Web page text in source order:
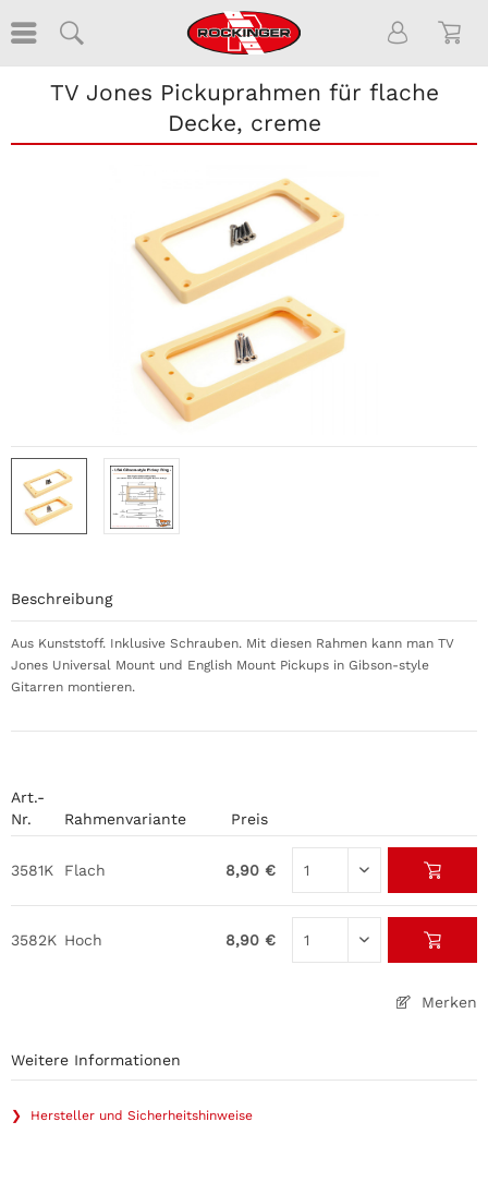
TV Jones Pickuprahmen für flache
Decke, creme
Merken
Art.-
Nr.
Rahmenvariante Preis
3581K Flach 8,90 €
3582K Hoch 8,90 €
Beschreibung
Aus Kunststoff. Inklusive Schrauben. Mit diesen Rahmen kann man TV
Jones Universal Mount und English Mount Pickups in Gibson-style
Gitarren montieren.
Weitere Informationen
❯ Hersteller und Sicherheitshinweise